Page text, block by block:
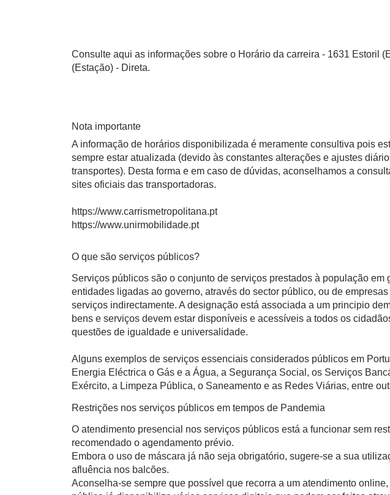
Consulte aqui as informações sobre o Horário da carreira - 1631 Estoril
(Estação) - Direta.
Nota importante
A informação de horários disponibilizada é meramente consultiva pois
sempre estar atualizada (devido às constantes alterações e ajustes
transportes). Desta forma e em caso de dúvidas, aconselhamos a
sites oficiais das transportadoras.
https://www.carrismetropolitana.pt
https://www.unirmobilidade.pt
O que são serviços públicos?
Serviços públicos são o conjunto de serviços prestados à população em
entidades ligadas ao governo, através do sector público, ou de
serviços indirectamente. A designação está associada a um principio
bens e serviços devem estar disponíveis e acessíveis a todos os
questões de igualdade e universalidade.
Alguns exemplos de serviços essenciais considerados públicos em
Energia Eléctrica o Gás e a Água, a Segurança Social, os Serviços
Exército, a Limpeza Pública, o Saneamento e as Redes Viárias, entre
Restrições nos serviços públicos em tempos de Pandemia
O atendimento presencial nos serviços públicos está a funcionar sem
recomendado o agendamento prévio.
Embora o uso de máscara já não seja obrigatório, sugere-se a sua
afluência nos balcões.
Aconselha-se sempre que possível que recorra a um atendimento